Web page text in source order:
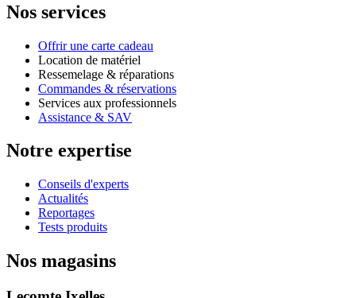
Nos services
Offrir une carte cadeau
Location de matériel
Ressemelage & réparations
Commandes & réservations
Services aux professionnels
Assistance & SAV
Notre expertise
Conseils d'experts
Actualités
Reportages
Tests produits
Nos magasins